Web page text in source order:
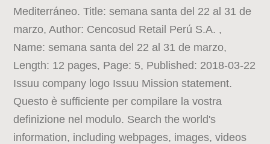
Mediterráneo. Title: semana santa del 22 al 31 de
marzo, Author: Cencosud Retail Perú S.A. ,
Name: semana santa del 22 al 31 de marzo,
Length: 12 pages, Page: 5, Published: 2018-03-22
Issuu company logo Issuu Mission statement.
Questo è sufficiente per compilare la vostra
definizione nel modulo. Search the world's
information, including webpages, images, videos